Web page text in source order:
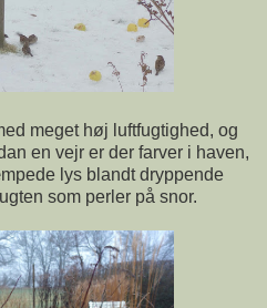
meget høj luftfugtighed, og
en vejr er der farver i haven,
lys blandt dryppende
som perler på snor.